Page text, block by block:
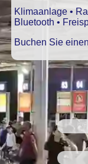
Klimaanlage •
Bluetooth •
Buchen Sie